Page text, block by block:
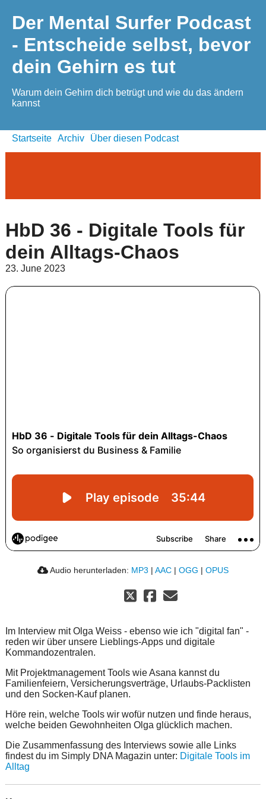
Der Mental Surfer Podcast
- Entscheide selbst, bevor
dein Gehirn es tut
Warum dein Gehirn dich betrügt und wie du das ändern
kannst
Startseite Archiv Über diesen Podcast
HbD 36 - Digitale Tools für
dein Alltags-Chaos
23. June 2023
Audio herunterladen: MP3 | AAC | OGG | OPUS
Im Interview mit Olga Weiss - ebenso wie ich "digital fan" -
reden wir über unsere Lieblings-Apps und digitale
Kommandozentralen.
Mit Projektmanagement Tools wie Asana kannst du
Familienfeiern, Versicherungsverträge, Urlaubs-Packlisten
und den Socken-Kauf planen.
Höre rein, welche Tools wir wofür nutzen und finde heraus,
welche beiden Gewohnheiten Olga glücklich machen.
Die Zusammenfassung des Interviews sowie alle Links
findest du im Simply DNA Magazin unter: Digitale Tools im
Alltag